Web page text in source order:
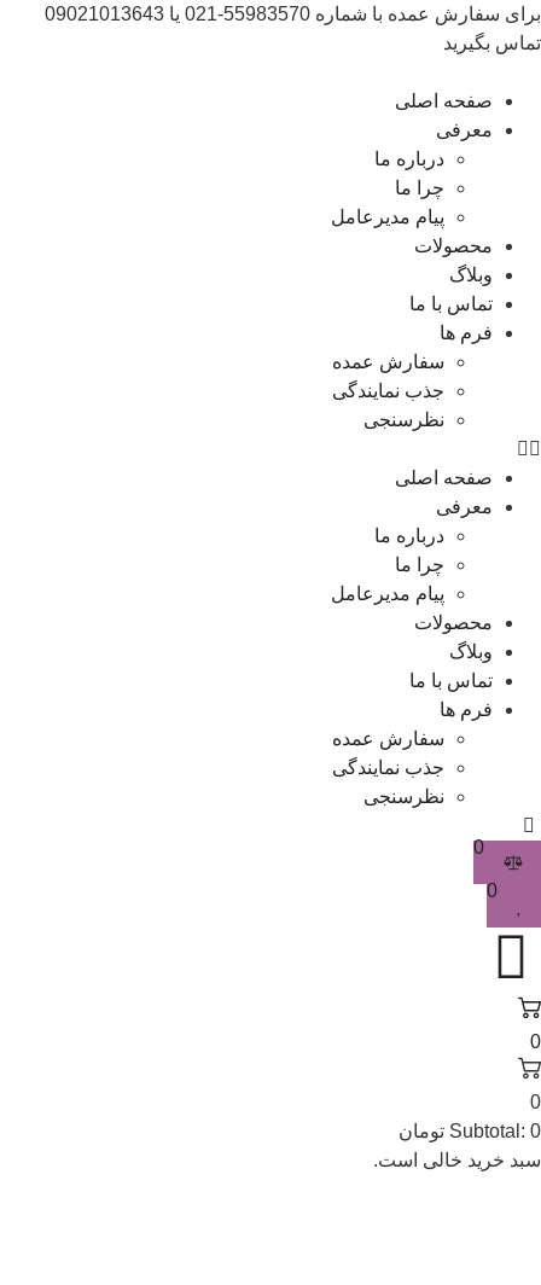
برای سفارش عمده با شماره 55983570-021 یا 09021013643
تماس بگیرید
صفحه اصلی
معرفی
درباره ما
چرا ما
پیام مدیرعامل
محصولات
وبلاگ
تماس با ما
فرم ها
سفارش عمده
جذب نمایندگی
نظرسنجی
صفحه اصلی
معرفی
درباره ما
چرا ما
پیام مدیرعامل
محصولات
وبلاگ
تماس با ما
فرم ها
سفارش عمده
جذب نمایندگی
نظرسنجی
0
0
0
0
Subtotal: 0
تومان
سبد خرید خالی است.